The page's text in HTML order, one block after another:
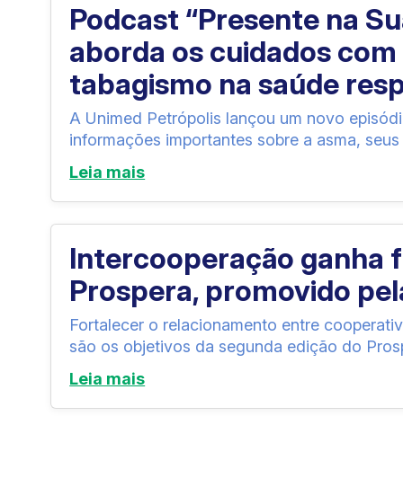
Podcast “Presente na
aborda os cuidados
tabagismo na saúde
A Unimed Petrópolis lançou um novo
informações importantes sobre a asma,
Leia mais
Intercooperação ganha
Prospera, promovido
Fortalecer o relacionamento entre
são os objetivos da segunda edição do
Leia mais